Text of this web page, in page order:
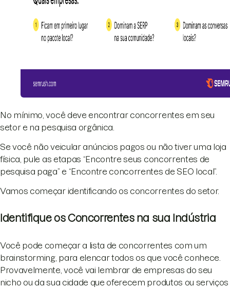
No mínimo, você deve encontrar concorrentes em seu
setor e na pesquisa orgânica.
Se você não veicular anúncios pagos ou não tiver uma loja
física, pule as etapas “Encontre seus concorrentes de
pesquisa paga” e “Encontre concorrentes de SEO local”.
Vamos começar identificando os concorrentes do setor.
Identifique os Concorrentes na sua Indústria
Você pode começar a lista de concorrentes com um
brainstorming, para elencar todos os que você conhece.
Provavelmente, você vai lembrar de empresas do seu
nicho ou da sua cidade que oferecem produtos ou serviços